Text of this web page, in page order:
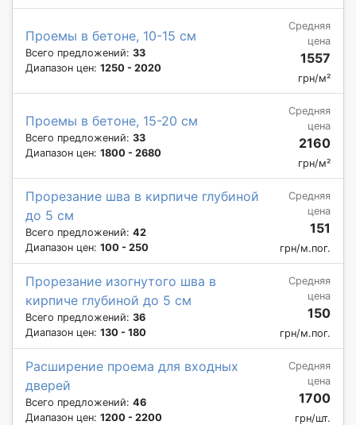
Проемы в бетоне, 10-15 см
Всего предложений: 33
Диапазон цен: 1250 - 2020
Средняя
цена
1557
грн/м²
Проемы в бетоне, 15-20 см
Всего предложений: 33
Диапазон цен: 1800 - 2680
Средняя
цена
2160
грн/м²
Прорезание шва в кирпиче глубиной
до 5 см
Всего предложений: 42
Диапазон цен: 100 - 250
Средняя
цена
151
грн/м.пог.
Прорезание изогнутого шва в
кирпиче глубиной до 5 см
Всего предложений: 36
Диапазон цен: 130 - 180
Средняя
цена
150
грн/м.пог.
Расширение проема для входных
дверей
Всего предложений: 46
Диапазон цен: 1200 - 2200
Средняя
цена
1700
грн/шт.